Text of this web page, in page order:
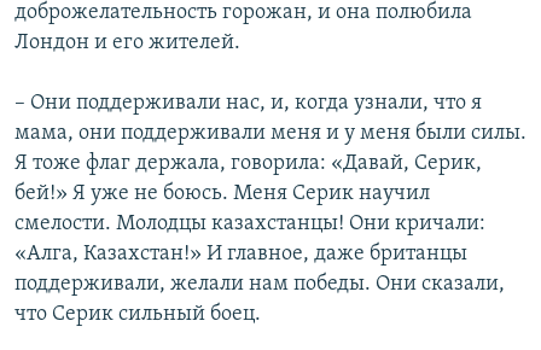
доброжелательность горожан, и она полюбила
Лондон и его жителей.
– Они поддерживали нас, и, когда узнали, что я
мама, они поддерживали меня и у меня были силы.
Я тоже флаг держала, говорила: «Давай, Серик,
бей!» Я уже не боюсь. Меня Серик научил
смелости. Молодцы казахстанцы! Они кричали:
«Алга, Казахстан!» И главное, даже британцы
поддерживали, желали нам победы. Они сказали,
что Серик сильный боец.